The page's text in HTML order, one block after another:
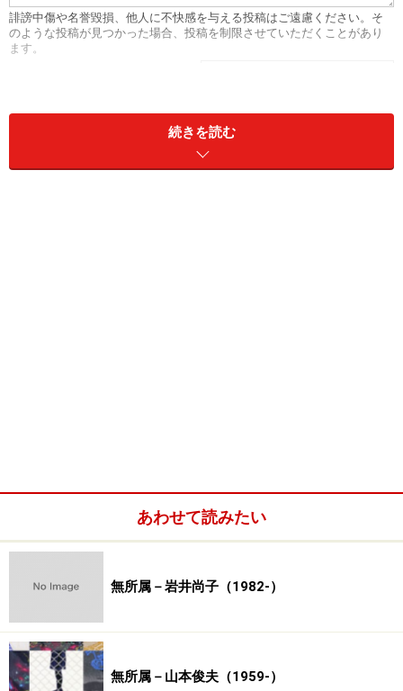
続きを読む
あわせて読みたい
無所属－岩井尚子（1982-）
無所属－山本俊夫（1959-）